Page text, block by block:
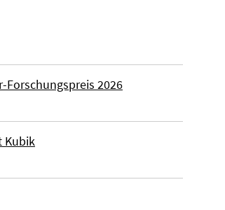
Forschungspreis 2026
Kubik